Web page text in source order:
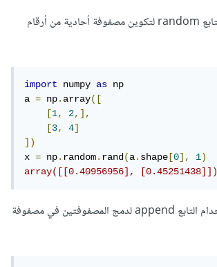
يمكنك أن تستخدم التابع random لتكوين مصفوفة أحادية من أرقام
import numpy as np
a = np.array([
[1, 2,],
[3, 4]
])
x = np.random.rand(a.shape [0], 1)
array([[0.40956956], [0.45251438]])
يمكنك بعد ذلك إستخدام التابع append لدمج المصفوفتين في مصفوفة